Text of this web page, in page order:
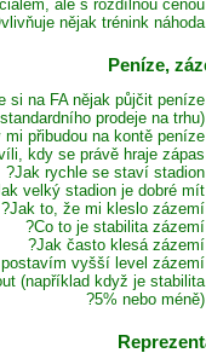
ale s rozdílnou cenou?
nějak trénink náhoda?
si na FA nějak půjčit peníze?
prodeje na trhu)?
přibudou na kontě peníze?
kdy se právě hraje zápas?
Jak rychle se staví stadion?
velký stadion je dobré mít?
Jak to, že mi kleslo zázemí?
Co to je stabilita zázemí?
Jak často klesá zázemí?
vyšší level zázemí?
(například když je stabilita
5% nebo méně)?